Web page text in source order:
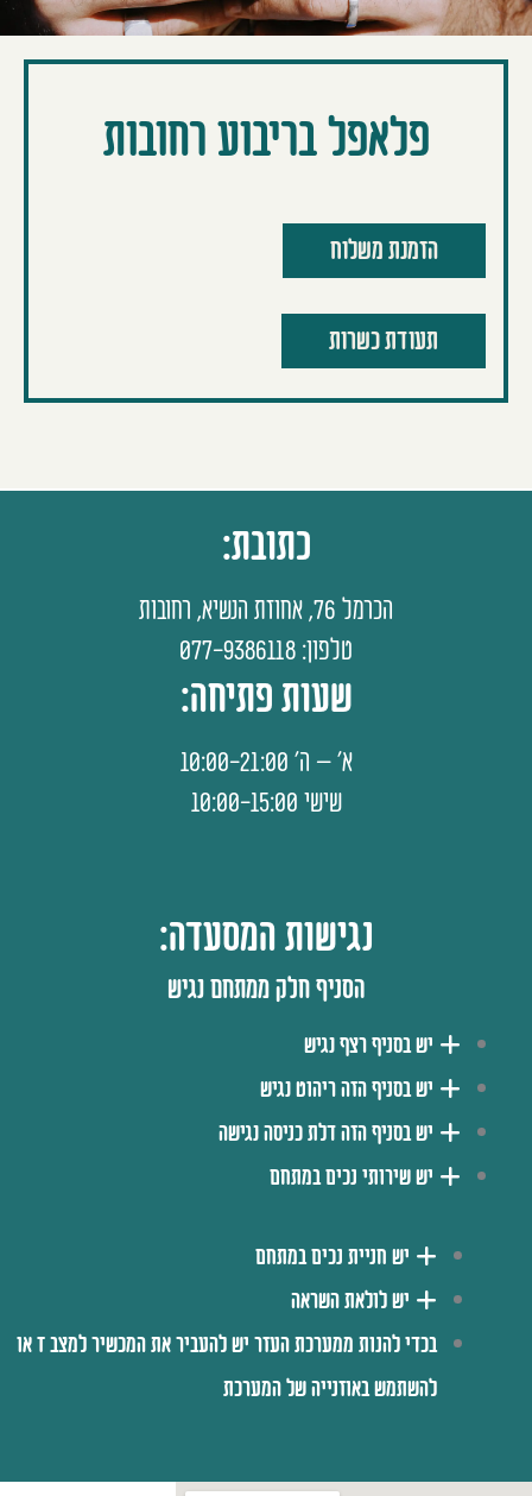
פלאפל בריבוע רחובות
הזמנת משלוח
תעודת כשרות
כתובת:
הכרמל 76, אחוזת הנשיא, רחובות
טלפון: 077-9386118
שעות פתיחה:
א' – ה' 10:00-21:00
שישי 10:00-15:00
נגישות המסעדה:
הסניף חלק ממתחם נגיש​
יש בסניף רצף נגיש
יש בסניף הזה ריהוט נגיש
יש בסניף הזה דלת כניסה נגישה
יש שירותי נכים במתחם
יש חניית נכים במתחם
יש לולאת השראה
בכדי להנות ממערכת העזר יש להעביר את המכשיר למצב T או
להשתמש באוזנייה של המערכת